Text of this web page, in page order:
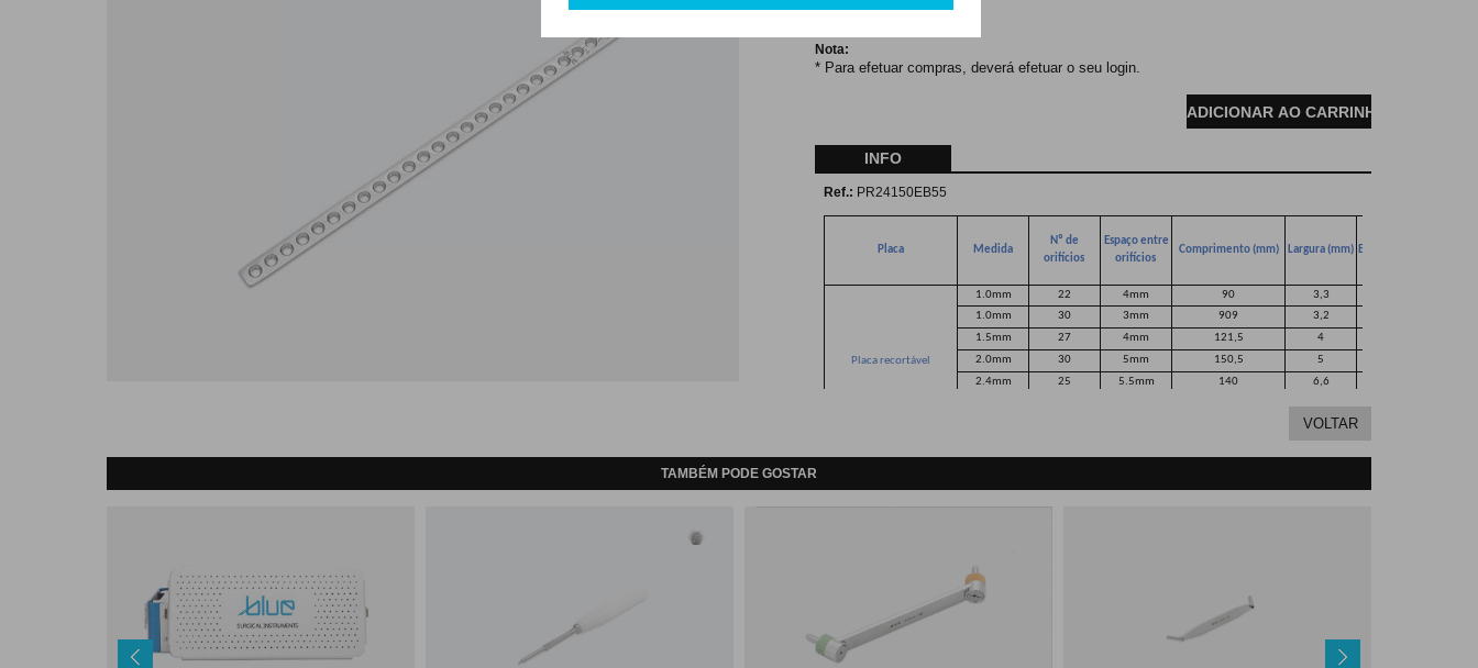
Nota:
* Para efetuar compras, deverá efetuar o seu login.
INFO
Ref.: PR24150EB55
Placa Medida
Nº de
orifícios
Espaço entre
orifícios
Comprimento (mm) Largura (mm) Espessura (mm)
Placa recortável
1.0mm 22 4mm 90 3,3
1.0mm
30 3mm 909 3,2
1.5mm
27 4mm 121,5 4
2.0mm
30 5mm 150,5 5
2.4mm
25 5.5mm 140 6,6
6
8
TAMBÉM PODE GOSTAR